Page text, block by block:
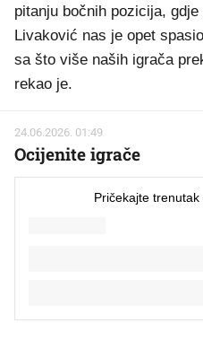
pitanju bočnih pozicija,
Livaković nas je opet
sa što više naših igrača
rekao je.
24.06.2026. 01:49
Ocijenite igrače